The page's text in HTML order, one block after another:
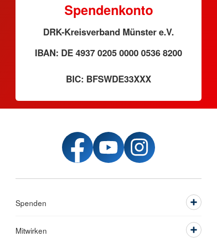
Spendenkonto
DRK-Kreisverband Münster e.V.
IBAN: DE 4937 0205 0000 0536 8200
BIC: BFSWDE33XXX
Spenden
Mitwirken